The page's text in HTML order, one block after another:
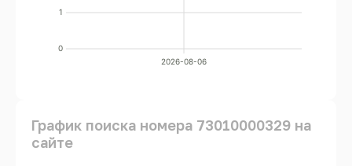
0
1
2026-08-06
График поиска номера 73010000329 на
сайте